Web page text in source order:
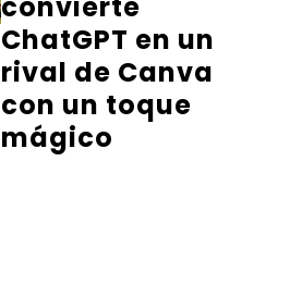
convierte
ChatGPT en un
rival de Canva
con un toque
mágico